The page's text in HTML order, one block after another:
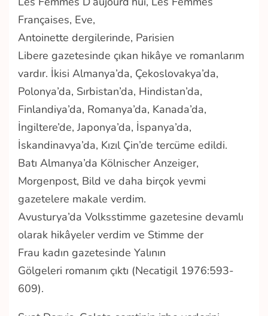
Françaises, Eve,
Antoinette dergilerinde, Parisien
Libere gazetesinde çıkan hikâye ve romanlarım
vardır. İkisi Almanya’da, Çekoslovakya’da,
Polonya’da, Sırbistan’da, Hindistan’da,
Finlandiya’da, Romanya’da, Kanada’da,
İngiltere’de, Japonya’da, İspanya’da,
İskandinavya’da, Kızıl Çin’de tercüme edildi.
Batı Almanya’da Kölnischer Anzeiger,
Morgenpost, Bild ve daha birçok yevmi
gazetelere makale verdim.
Avusturya’da Volksstimme gazetesine devamlı
olarak hikâyeler verdim ve Stimme der
Frau kadın gazetesinde Yalının
Gölgeleri romanım çıktı (Necatigil 1976:593-
609).